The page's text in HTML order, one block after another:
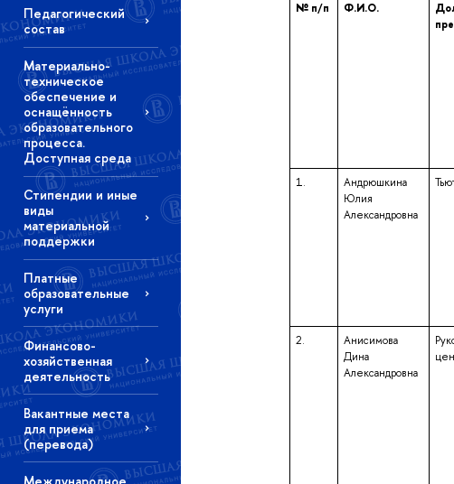
Педагогический
состав
Материально-
техническое
обеспечение и
оснащённость
образовательного
процесса.
Доступная среда
Стипендии и иные
виды
материальной
поддержки
Платные
образовательные
услуги
Финансово-
хозяйственная
деятельность
Вакантные места
для приема
(перевода)
Международное
№ п/п Ф.И.О.
1.
Андрюшкина
Юлия
Александровна
2.
Анисимова
Дина
Александровна